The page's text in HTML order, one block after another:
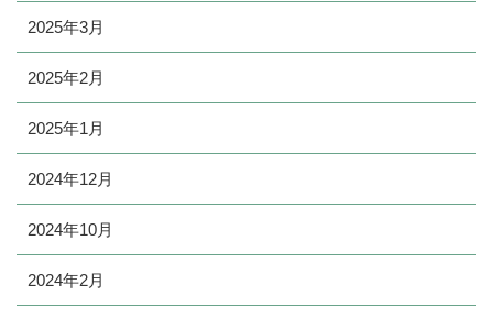
2025年3月
2025年2月
2025年1月
2024年12月
2024年10月
2024年2月